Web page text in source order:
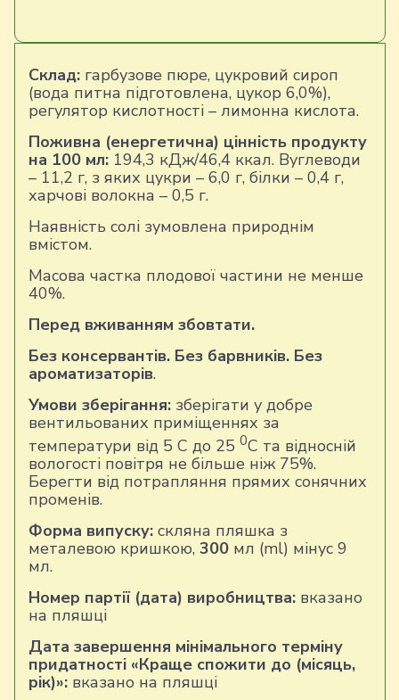
Склад: гарбузове пюре, цукровий сироп
(вода питна підготовлена, цукор 6,0%),
регулятор кислотності – лимонна кислота.
Поживна (енергетична) цінність продукту
на 100 мл: 194,3 кДж/46,4 ккал. Вуглеводи
– 11,2 г, з яких цукри – 6,0 г, білки – 0,4 г,
харчові волокна – 0,5 г.
Наявність солі зумовлена природнім
вмістом.
Масова частка плодової частини не менше
40%.
Перед вживанням збовтати.
Без консервантів. Без барвників. Без
ароматизаторів.
Умови зберігання: зберігати у добре
вентильованих приміщеннях за
температури від 5 С до 25 0С та відносній
вологості повітря не більше ніж 75%.
Берегти від потрапляння прямих сонячних
променів.
Форма випуску: скляна пляшка з
металевою кришкою, 300 мл (ml) мінус 9
мл.
Номер партії (дата) виробництва: вказано
на пляшці
Дата завершення мінімального терміну
придатності «Краще спожити до (місяць,
рік)»: вказано на пляшці